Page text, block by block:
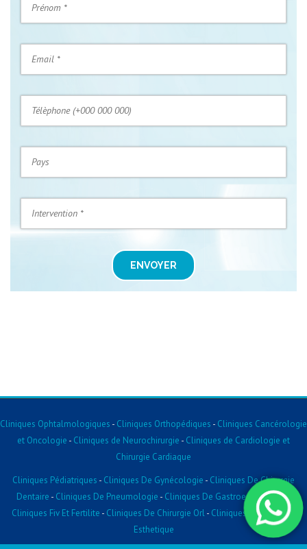
ENVOYER
Cliniques Ophtalmologiques - Cliniques Orthopédiques - Cliniques Cancérologie
et Oncologie - Cliniques de Neurochirurgie - Cliniques de Cardiologie et
Chirurgie Cardiaque
Cliniques Pédiatriques - Cliniques De Gynécologie - Cliniques De Chirurgie
Dentaire - Cliniques De Pneumologie - Cliniques De Gastroentérologie-
Cliniques Fiv Et Fertilite - Cliniques De Chirurgie Orl- Cliniques De Chirurgie
Esthetique